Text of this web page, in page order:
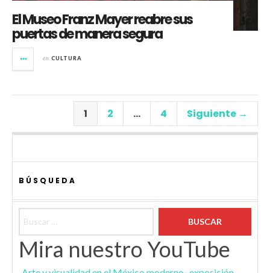
El Museo Franz Mayer reabre sus
puertas de manera segura
en CULTURA
1 2 … 4 Siguiente →
BÚSQUEDA
Mira nuestro YouTube